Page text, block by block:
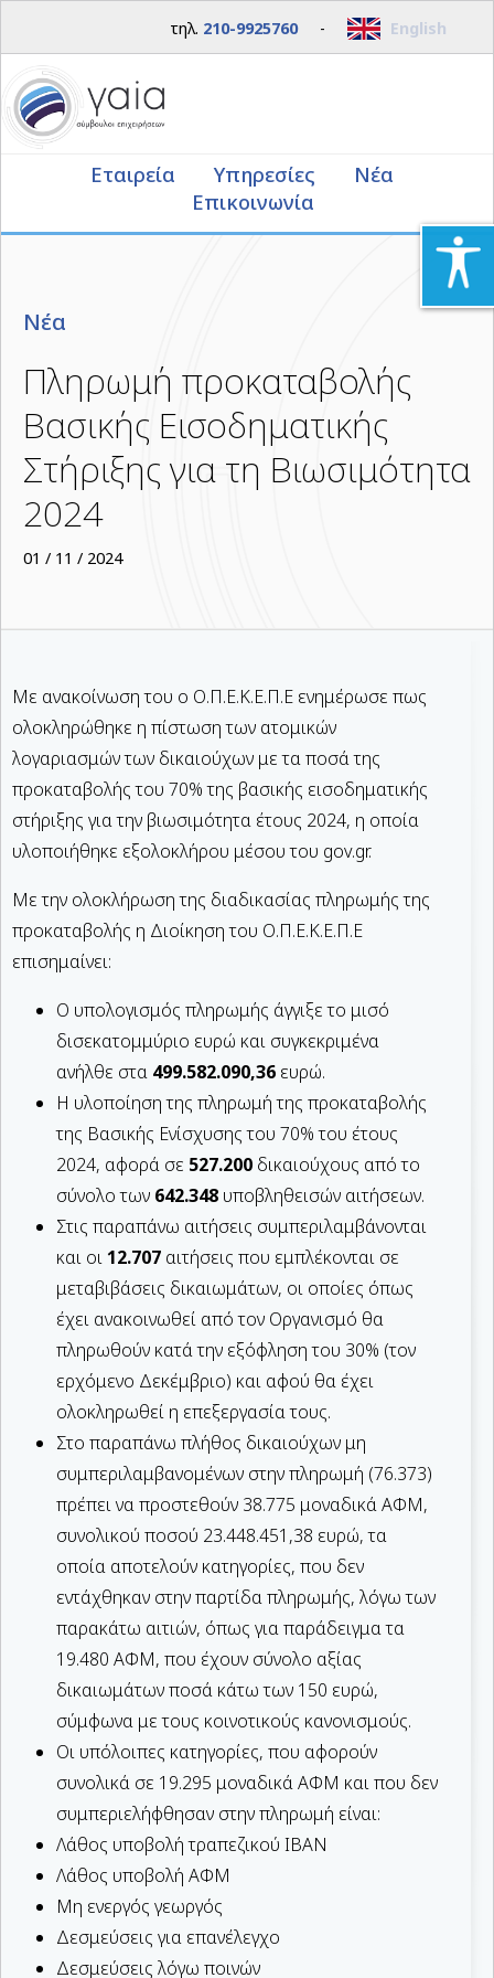
τηλ. 210-9925760- English
Εταιρεία Υπηρεσίες
Νέα
Επικοινωνία
Νέα
Πληρωμή προκαταβολής
Βασικής Εισοδηματικής
Στήριξης για τη Βιωσιμότητα
2024
01 / 11 / 2024
Με ανακοίνωση του ο Ο.Π.Ε.Κ.Ε.Π.Ε ενημέρωσε πως
ολοκληρώθηκε η πίστωση των ατομικών
λογαριασμών των δικαιούχων με τα ποσά της
προκαταβολής του 70% της βασικής εισοδηματικής
στήριξης για την βιωσιμότητα έτους 2024, η οποία
υλοποιήθηκε εξολοκλήρου μέσου του gov.gr.
Με την ολοκλήρωση της διαδικασίας πληρωμής της
προκαταβολής η Διοίκηση του Ο.Π.Ε.Κ.Ε.Π.Ε
επισημαίνει:
Ο υπολογισμός πληρωμής άγγιξε το μισό
δισεκατομμύριο ευρώ και συγκεκριμένα
ανήλθε στα 499.582.090,36 ευρώ.
Η υλοποίηση της πληρωμή της προκαταβολής
της Βασικής Ενίσχυσης του 70% του έτους
2024, αφορά σε 527.200 δικαιούχους από το
σύνολο των 642.348 υποβληθεισών αιτήσεων.
Στις παραπάνω αιτήσεις συμπεριλαμβάνονται
και οι 12.707 αιτήσεις που εμπλέκονται σε
μεταβιβάσεις δικαιωμάτων, οι οποίες όπως
έχει ανακοινωθεί από τον Οργανισμό θα
πληρωθούν κατά την εξόφληση του 30% (τον
ερχόμενο Δεκέμβριο) και αφού θα έχει
ολοκληρωθεί η επεξεργασία τους.
Στο παραπάνω πλήθος δικαιούχων μη
συμπεριλαμβανομένων στην πληρωμή (76.373)
πρέπει να προστεθούν 38.775 μοναδικά ΑΦΜ,
συνολικού ποσού 23.448.451,38 ευρώ, τα
οποία αποτελούν κατηγορίες, που δεν
εντάχθηκαν στην παρτίδα πληρωμής, λόγω των
παρακάτω αιτιών, όπως για παράδειγμα τα
19.480 ΑΦΜ, που έχουν σύνολο αξίας
δικαιωμάτων ποσά κάτω των 150 ευρώ,
σύμφωνα με τους κοινοτικούς κανονισμούς.
Οι υπόλοιπες κατηγορίες, που αφορούν
συνολικά σε 19.295 μοναδικά ΑΦΜ και που δεν
συμπεριελήφθησαν στην πληρωμή είναι:
Λάθος υποβολή τραπεζικού ΙΒΑΝ
Λάθος υποβολή ΑΦΜ
Μη ενεργός γεωργός
Δεσμεύσεις για επανέλεγχο
Δεσμεύσεις λόγω ποινών